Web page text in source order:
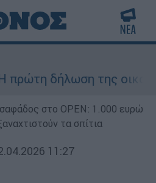
δήλωση της
στο OPEN: 1.000 ευρώ
τα σπίτια
11:27